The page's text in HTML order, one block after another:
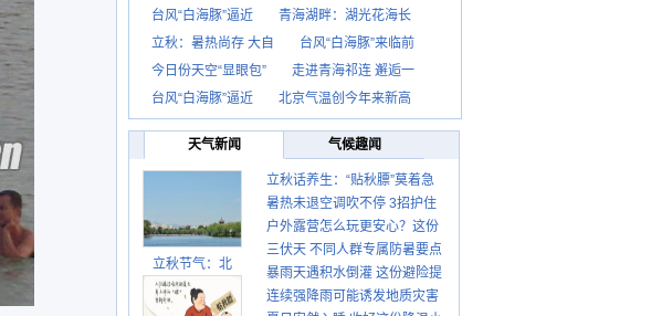
台风“白海豚”逼近
青海湖畔：湖光花海长
立秋：暑热尚存 大自
台风“白海豚”来临前
今日份天空“显眼包”
走进青海祁连 邂逅一
台风“白海豚”逼近
北京气温创今年来新高
天气新闻 气候趣闻
立秋节气：北
立秋话养生：“贴秋膘”莫着急
先清暑再防燥
暑热未退空调吹不停 3招护住
肩颈不酸痛
户外露营怎么玩更安心？这份
攻略请收好
三伏天 不同人群专属防暑要点
请收好
暴雨天遇积水倒灌 这份避险提
示请收好
连续强降雨可能诱发地质灾害